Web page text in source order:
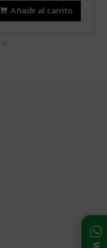
Añadir al carrito